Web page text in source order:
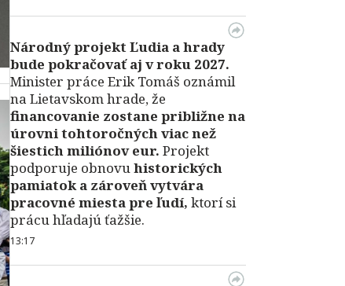
Národný projekt Ľudia a hrady
bude pokračovať aj v roku 2027.
Minister práce Erik Tomáš oznámil
na Lietavskom hrade, že
financovanie zostane približne na
úrovni tohtoročných viac než
šiestich miliónov eur. Projekt
podporuje obnovuhistorických
pamiatok a zároveň vytvára
pracovné miesta pre ľudí, ktorí si
prácu hľadajú ťažšie.
13:17